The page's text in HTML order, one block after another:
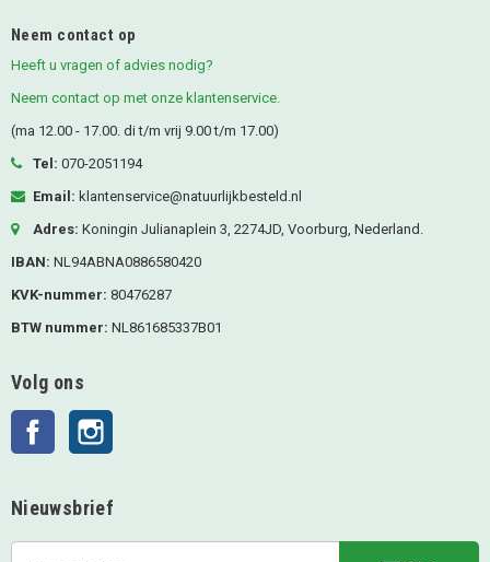
Neem contact op
Heeft u vragen of advies nodig?
Neem contact op met onze klantenservice.
(ma 12.00 - 17.00. di t/m vrij 9.00 t/m 17.00)
Tel: 070-2051194
Email: klantenservice@natuurlijkbesteld.nl
Adres: Koningin Julianaplein 3, 2274JD, Voorburg, Nederland.
IBAN: NL94ABNA0886580420
KVK-nummer: 80476287
BTW nummer: NL861685337B01
Volg ons
Facebook
Nieuwsbrief